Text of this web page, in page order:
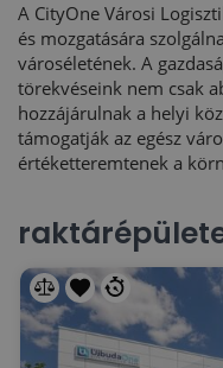
A CityOne Városi
és mozgatására
városéletének. A
törekvéseink nem csak
hozzájárulnak a helyi
támogatják az egész
értéketteremtenek a